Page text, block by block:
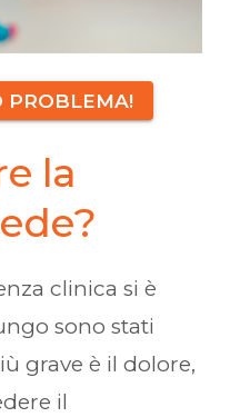
PROBLEMA!
la
clinica si è
sono stati
grave è il dolore,
il